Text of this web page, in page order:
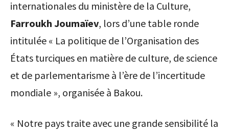
internationales du ministère de la Culture,
Farroukh Joumaïev, lors d’une table ronde
intitulée « La politique de l’Organisation des
États turciques en matière de culture, de science
et de parlementarisme à l’ère de l’incertitude
mondiale », organisée à Bakou.
« Notre pays traite avec une grande sensibilité la